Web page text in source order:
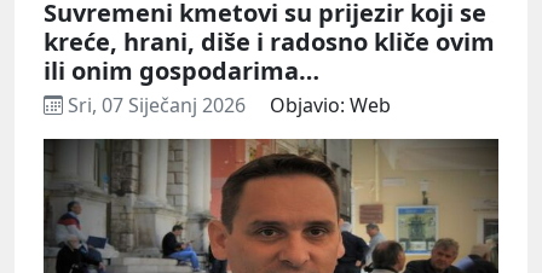
Suvremeni kmetovi su prijezir koji se
kreće, hrani, diše i radosno kliče ovim
ili onim gospodarima…
Sri, 07 Siječanj 2026 Objavio: Web